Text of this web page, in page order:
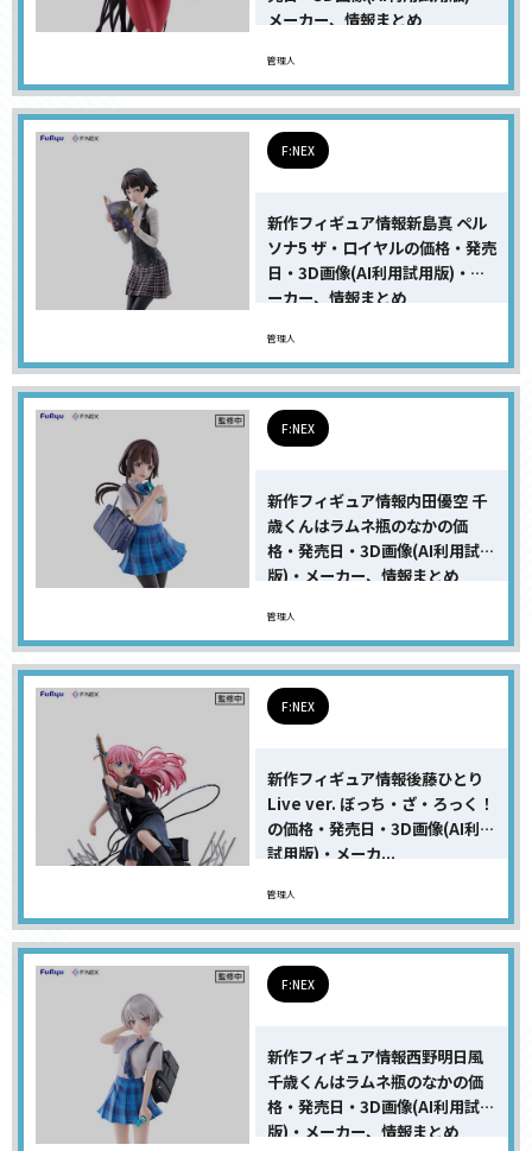
メーカー、情報まとめ
管理人
F:NEX
新作フィギュア情報新島真 ペル
ソナ5 ザ・ロイヤルの価格・発売
日・3D画像(AI利用試用版)・メ
ーカー、情報まとめ
管理人
F:NEX
新作フィギュア情報内田優空 千
歳くんはラムネ瓶のなかの価
格・発売日・3D画像(AI利用試用
版)・メーカー、情報まとめ
管理人
F:NEX
新作フィギュア情報後藤ひとり
Live ver. ぼっち・ざ・ろっく！
の価格・発売日・3D画像(AI利用
試用版)・メーカ...
管理人
F:NEX
新作フィギュア情報西野明日風
千歳くんはラムネ瓶のなかの価
格・発売日・3D画像(AI利用試用
版)・メーカー、情報まとめ